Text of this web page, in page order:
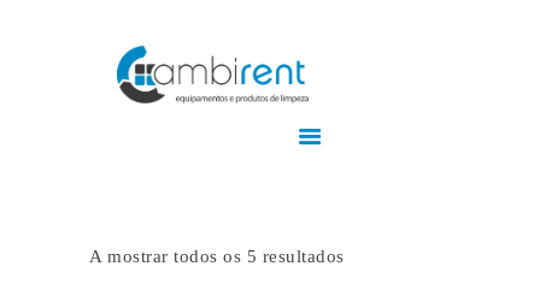
Serviços
A mostrar todos os 5 resultados